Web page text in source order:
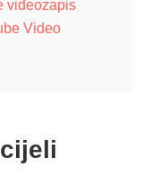
videozapis
Video